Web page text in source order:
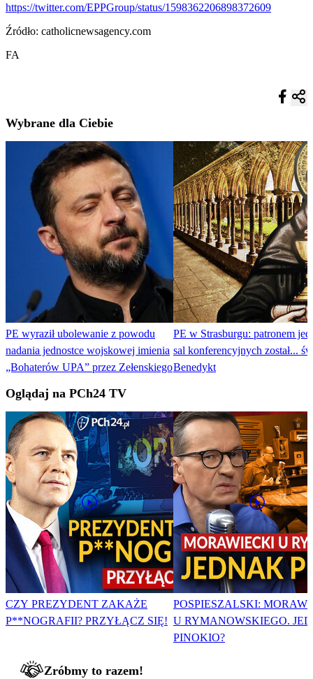
https://twitter.com/EPPGroup/status/1598362206898372609
Źródło: catholicnewsagency.com
FA
Wybrane dla Ciebie
PE wyraził ubolewanie z powodu
nadania jednostce wojskowej imienia
„Bohaterów UPA” przez Zełenskiego
PE w Strasburgu: patronem
sal konferencyjnych został...
Benedykt
Oglądaj na PCh24 TV
CZY PREZYDENT ZAKAŻE
P**NOGRAFII? PRZYŁĄCZ SIĘ!
POSPIESZALSKI:
U RYMANOWSKIEGO.
PINOKIO?
Zróbmy to razem!